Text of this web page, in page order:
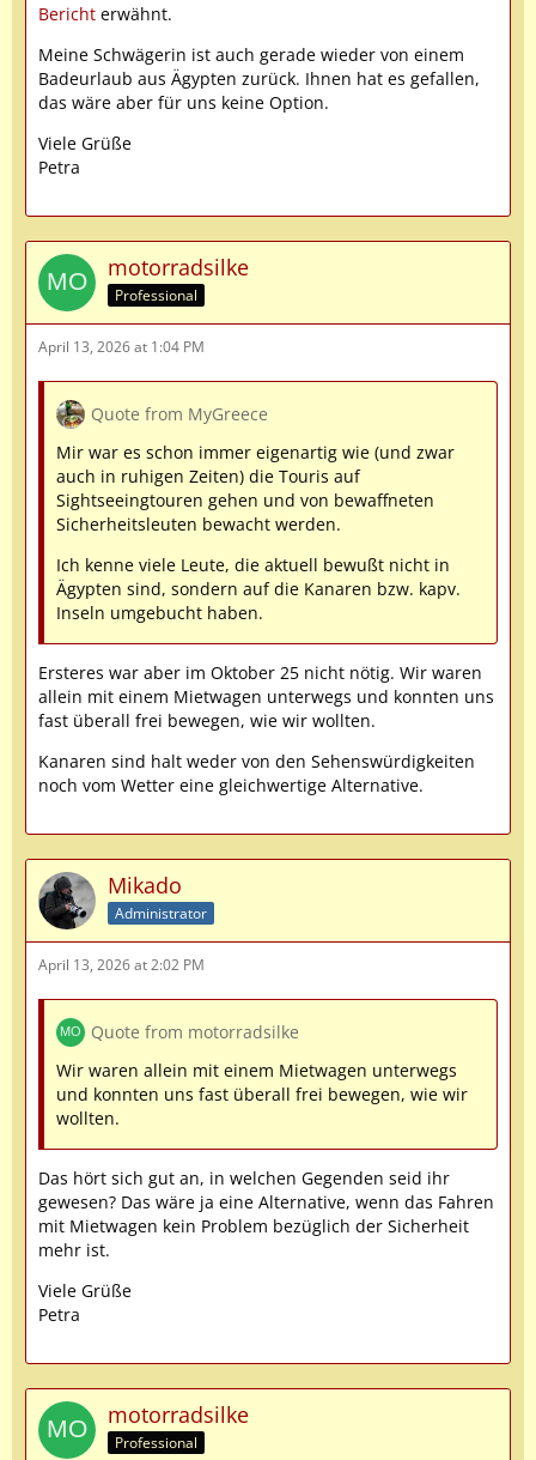
Bericht erwähnt.
Meine Schwägerin ist auch gerade wieder von einem
Badeurlaub aus Ägypten zurück. Ihnen hat es gefallen,
das wäre aber für uns keine Option.
Viele Grüße
Petra
motorradsilke
Professional
April 13, 2026 at 1:04 PM
Quote from MyGreece
Mir war es schon immer eigenartig wie (und zwar
auch in ruhigen Zeiten) die Touris auf
Sightseeingtouren gehen und von bewaffneten
Sicherheitsleuten bewacht werden.
Ich kenne viele Leute, die aktuell bewußt nicht in
Ägypten sind, sondern auf die Kanaren bzw. kapv.
Inseln umgebucht haben.
Ersteres war aber im Oktober 25 nicht nötig. Wir waren
allein mit einem Mietwagen unterwegs und konnten uns
fast überall frei bewegen, wie wir wollten.
Kanaren sind halt weder von den Sehenswürdigkeiten
noch vom Wetter eine gleichwertige Alternative.
Mikado
Administrator
April 13, 2026 at 2:02 PM
Quote from motorradsilke
Wir waren allein mit einem Mietwagen unterwegs
und konnten uns fast überall frei bewegen, wie wir
wollten.
Das hört sich gut an, in welchen Gegenden seid ihr
gewesen? Das wäre ja eine Alternative, wenn das Fahren
mit Mietwagen kein Problem bezüglich der Sicherheit
mehr ist.
Viele Grüße
Petra
motorradsilke
Professional